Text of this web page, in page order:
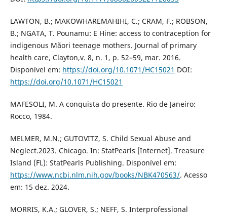
LAWTON, B.; MAKOWHAREMAHIHI, C.; CRAM, F.; ROBSON,
B.; NGATA, T. Pounamu: E Hine: access to contraception for
indigenous Mãori teenage mothers. Journal of primary
health care, Clayton,v. 8, n. 1, p. 52–59, mar. 2016.
Disponível em: https://doi.org/10.1071/HC15021 DOI:
https://doi.org/10.1071/HC15021
MAFESOLI, M. A conquista do presente. Rio de Janeiro:
Rocco, 1984.
MELMER, M.N.; GUTOVITZ, S. Child Sexual Abuse and
Neglect.2023. Chicago. In: StatPearls [Internet]. Treasure
Island (FL): StatPearls Publishing. Disponível em:
https://www.ncbi.nlm.nih.gov/books/NBK470563/. Acesso
em: 15 dez. 2024.
MORRIS, K.A.; GLOVER, S.; NEFF, S. Interprofessional